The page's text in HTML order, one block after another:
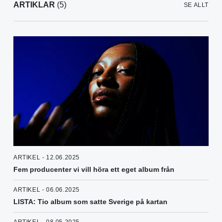
ARTIKLAR (5) SE ALLT
ARTIKEL - 12.06.2025
Fem producenter vi vill höra ett eget album från
ARTIKEL - 06.06.2025
LISTA: Tio album som satte Sverige på kartan